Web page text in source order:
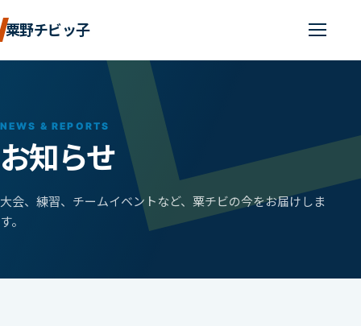
粟野チビッ子
NEWS & REPORTS
お知らせ
大会、練習、チームイベントなど、粟チビの今をお届けしま
す。